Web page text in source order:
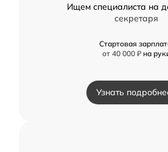
Ищем специалиста на
секретаря
Стартовая
от 40 000 ₽ на
Узнать